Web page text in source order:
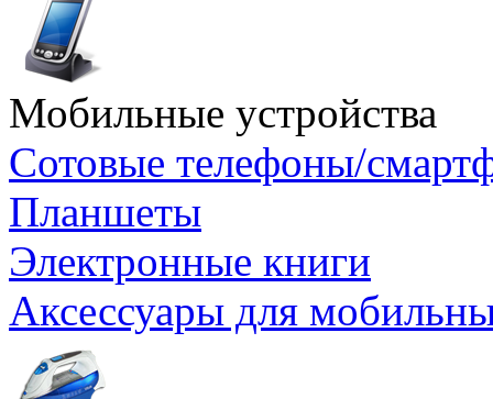
Мобильные устройства
Сотовые телефоны/
Планшеты
Электронные книги
Аксессуары для